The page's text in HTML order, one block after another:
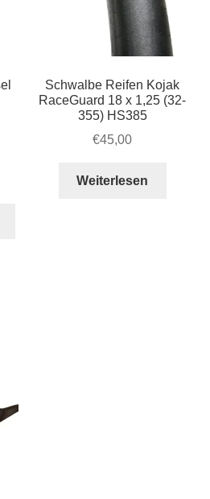
Schwalbe Reifen Kojak
RaceGuard 18 x 1,25 (32-
355) HS385
€45,00
Weiterlesen